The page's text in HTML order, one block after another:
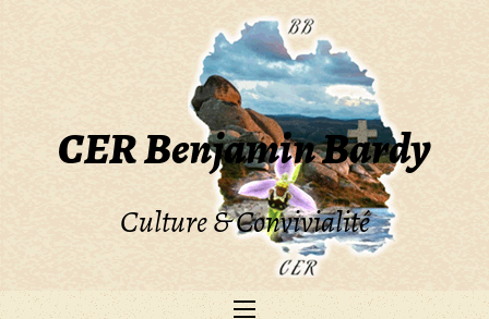
CER Benjamin Bardy
Culture & Convivialité